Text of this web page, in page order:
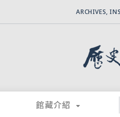
ARCHIVES,
館藏介紹